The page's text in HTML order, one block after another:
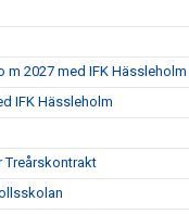
2027 med IFK Hässleholm
IFK Hässleholm
Treårskontrakt